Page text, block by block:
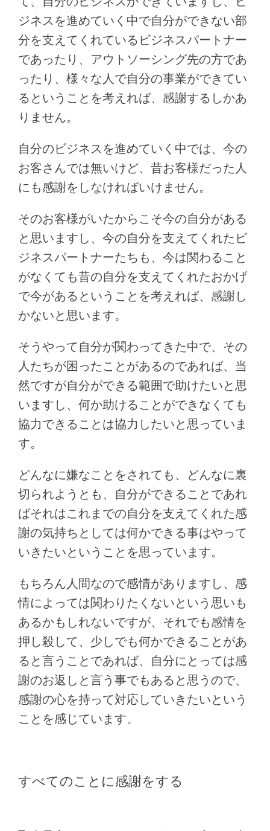
ジネスを進めていく中で自分ができない部
分を支えてくれているビジネスパートナー
であったり、アウトソーシング先の方であ
ったり、様々な人で自分の事業ができてい
るということを考えれば、感謝するしかあ
りません。
自分のビジネスを進めていく中では、今の
お客さんでは無いけど、昔お客様だった人
にも感謝をしなければいけません。
そのお客様がいたからこそ今の自分がある
と思いますし、今の自分を支えてくれたビ
ジネスパートナーたちも、今は関わること
がなくても昔の自分を支えてくれたおかげ
で今があるということを考えれば、感謝し
かないと思います。
そうやって自分が関わってきた中で、その
人たちが困ったことがあるのであれば、当
然ですが自分ができる範囲で助けたいと思
いますし、何か助けることができなくても
協力できることは協力したいと思っていま
す。
どんなに嫌なことをされても、どんなに裏
切られようとも、自分ができることであれ
ばそれはこれまでの自分を支えてくれた感
謝の気持ちとしては何かできる事はやって
いきたいということを思っています。
もちろん人間なので感情がありますし、感
情によっては関わりたくないという思いも
あるかもしれないですが、それでも感情を
押し殺して、少しでも何かできることがあ
ると言うことであれば、自分にとっては感
謝のお返しと言う事でもあると思うので、
感謝の心を持って対応していきたいという
ことを感じています。
すべてのことに感謝をする